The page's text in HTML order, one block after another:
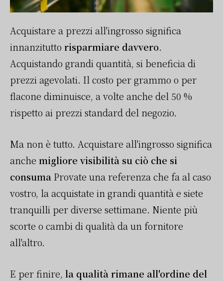
Acquistare a prezzi all'ingrosso significa
innanzitutto risparmiare davvero.
Acquistando grandi quantità, si beneficia di
prezzi agevolati. Il costo per grammo o per
flacone diminuisce, a volte anche del 50 %
rispetto ai prezzi standard del negozio.
Ma non è tutto. Acquistare all'ingrosso significa
anche migliore visibilità su ciò che si
consuma Provate una referenza che fa al caso
vostro, la acquistate in grandi quantità e siete
tranquilli per diverse settimane. Niente più
scorte o cambi di qualità da un fornitore
all'altro.
E per finire, la qualità rimane all'ordine del